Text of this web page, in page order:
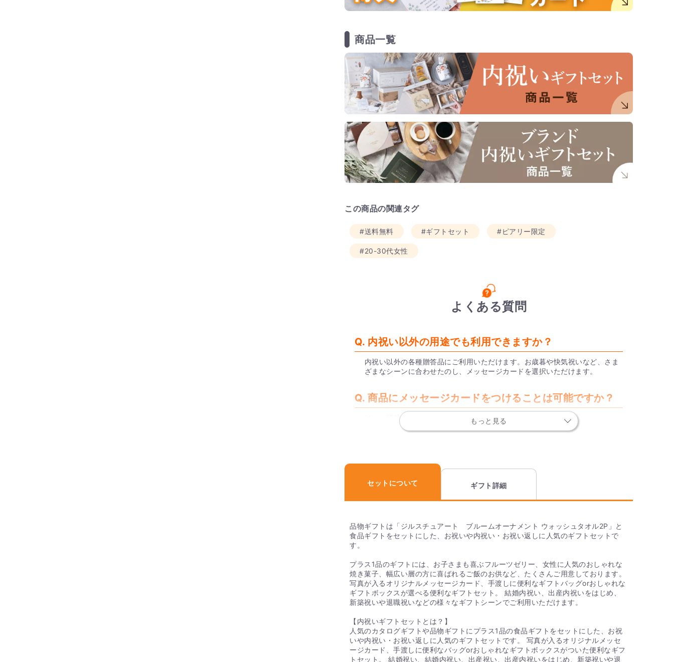
商品一覧
この商品の関連タグ
#送料無料 #ギフトセット #ピアリー限定
#20-30代女性
よくある質問
Q. 内祝い以外の用途でも利用できますか？
内祝い以外の各種贈答品にご利用いただけます。お歳暮や快気祝いなど、さま
ざまなシーンに合わせたのし、メッセージカードを選択いただけます。
Q. 商品にメッセージカードをつけることは可能ですか？
はい、可能です。
内祝いセットには無料でメッセージカードをお付けしており、ショッピングカ
Q. 送料はいくらかかりますか？
内祝いセットは全商品、全国送料無料となっております。
Q. おすすめの内祝いセットはありますか？
ルです。パッケージは、ネイビーを基調とした高級感のあるデザインで、目上
の方や友人問わず喜ばれる商品となっております。
Q. 直送でギフトを贈ったとき、価格がわかるようなもの
は入っていますか？
直送ギフトの場合、贈り先様へ商品明細書等が送られることはございません。
ご安心ください。
もっと見る
セットについて ギフト詳細
品物ギフトは「ジルスチュアート ブルームオーナメント ウォッシュタオル2P」と
食品ギフトをセットにした、お祝いや内祝い・お祝い返しに人気のギフトセットで
す。
プラス1品のギフトには、お子さまも喜ぶフルーツゼリー、女性に人気のおしゃれな
焼き菓子、幅広い層の方に喜ばれるご飯のお供など、たくさんご用意しております。
写真が入るオリジナルメッセージカード、手渡しに便利なギフトバッグorおしゃれな
ギフトボックスが選べる便利なギフトセット。 結婚内祝い、出産内祝いをはじめ、
新築祝いや退職祝いなどの様々なギフトシーンでご利用いただけます。
【内祝いギフトセットとは？】
人気のカタログギフトや品物ギフトにプラス1品の食品ギフトをセットにした、お祝
いや内祝い・お祝い返しに人気のギフトセットです。 写真が入るオリジナルメッセ
ージカード、手渡しに便利なバッグorおしゃれなギフトボックスがついた便利なギフ
トセット。 結婚祝い、結婚内祝い、出産祝い、出産内祝いをはじめ、新築祝いや退